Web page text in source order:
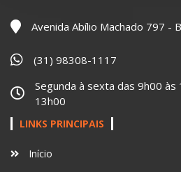
Avenida Abílio Machado 797 -
(31) 98308-1117
Segunda à sexta das 9h00 às
13h00
LINKS PRINCIPAIS
Início